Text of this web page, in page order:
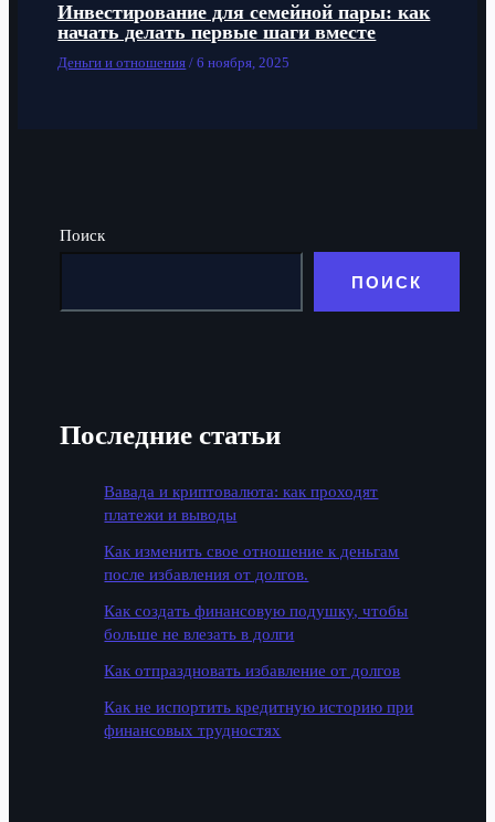
Инвестирование для семейной пары: как
начать делать первые шаги вместе
Деньги и отношения /6 ноября, 2025
Поиск
ПОИСК
Последние статьи
Вавада и криптовалюта: как проходят
платежи и выводы
Как изменить свое отношение к деньгам
после избавления от долгов.
Как создать финансовую подушку, чтобы
больше не влезать в долги
Как отпраздновать избавление от долгов
Как не испортить кредитную историю при
финансовых трудностях